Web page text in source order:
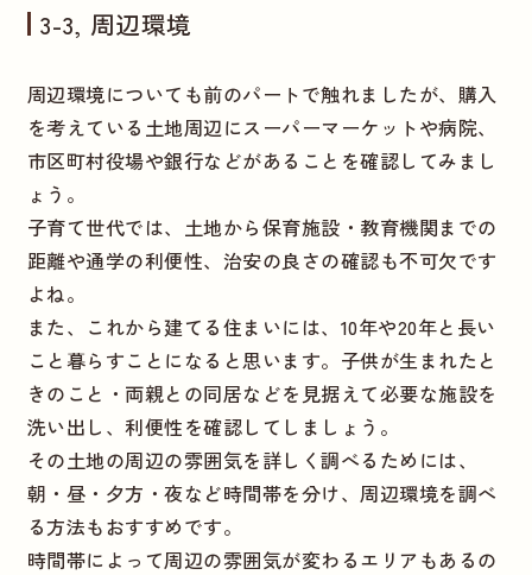
3-3, 周辺環境
周辺環境についても前のパートで触れましたが、購入
を考えている土地周辺にスーパーマーケットや病院、
市区町村役場や銀行などがあることを確認してみまし
ょう。
子育て世代では、土地から保育施設・教育機関までの
距離や通学の利便性、治安の良さの確認も不可欠です
よね。
また、これから建てる住まいには、10年や20年と長い
こと暮らすことになると思います。子供が生まれたと
きのこと・両親との同居などを見据えて必要な施設を
洗い出し、利便性を確認してしましょう。
その土地の周辺の雰囲気を詳しく調べるためには、
朝・昼・夕方・夜など時間帯を分け、周辺環境を調べ
る方法もおすすめです。
時間帯によって周辺の雰囲気が変わるエリアもあるの